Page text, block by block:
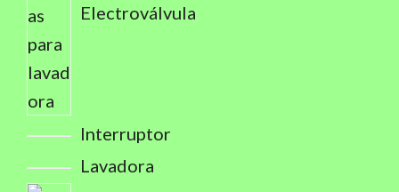
Electroválvula
Interruptor
Lavadora